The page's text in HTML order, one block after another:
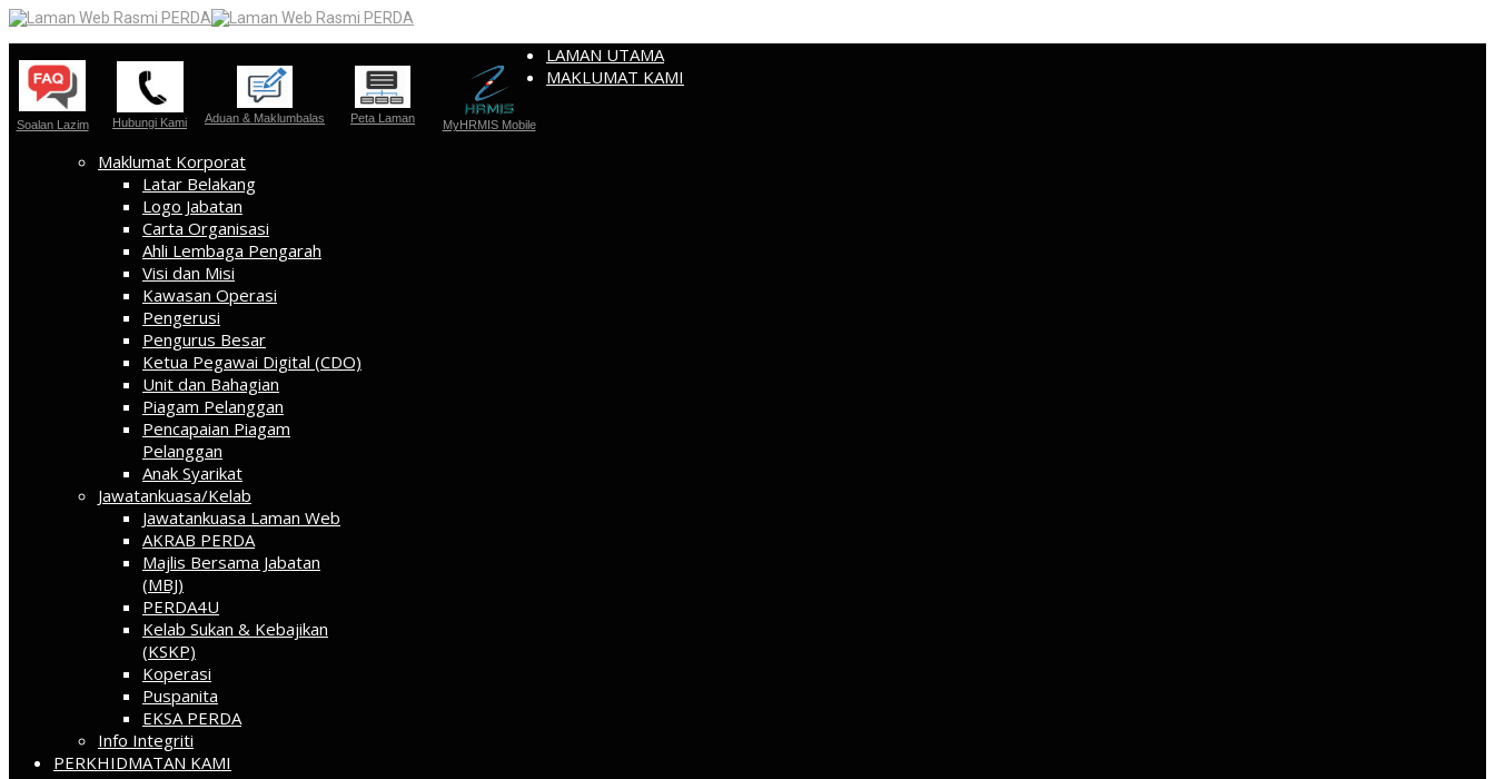
Soalan Lazim Hubungi Kami Aduan & Maklumbalas Peta Laman MyHRMIS Mobile
LAMAN UTAMA
MAKLUMAT KAMI
Maklumat Korporat
Latar Belakang
Logo Jabatan
Carta Organisasi
Ahli Lembaga Pengarah
Visi dan Misi
Kawasan Operasi
Pengerusi
Pengurus Besar
Ketua Pegawai Digital (CDO)
Unit dan Bahagian
Piagam Pelanggan
Pencapaian Piagam
Pelanggan
Anak Syarikat
Jawatankuasa/Kelab
Jawatankuasa Laman Web
AKRAB PERDA
Majlis Bersama Jabatan
(MBJ)
PERDA4U
Kelab Sukan & Kebajikan
(KSKP)
Koperasi
Puspanita
EKSA PERDA
Info Integriti
PERKHIDMATAN KAMI